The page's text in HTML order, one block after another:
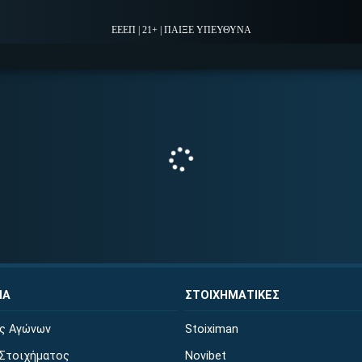
ΕΕΕΠ | 21+ | ΠΑΙΞΕ ΥΠΕΥΘΥΝΑ
Αγώνων
ΣΤΟΙΧΗΜΑΤΙΚΕΣ
Stoiximan
Novibet